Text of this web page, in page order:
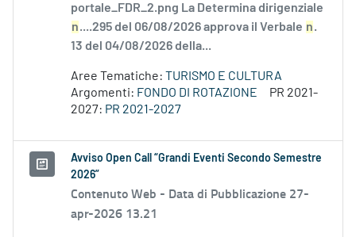
portale_FDR_2.png La Determina dirigenziale
n....295 del 06/08/2026 approva il Verbale n.
13 del 04/08/2026 della...
Aree Tematiche: TURISMO E CULTURA
Argomenti: FONDO DI ROTAZIONE
PR 2021-
2027: PR 2021-2027
Avviso Open Call “Grandi Eventi Secondo Semestre
2026”
Contenuto Web - Data di Pubblicazione 27-
apr-2026 13.21